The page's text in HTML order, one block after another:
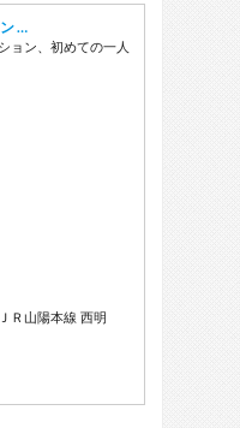
…
ョン、初めての一人
Ｒ山陽本線 西明